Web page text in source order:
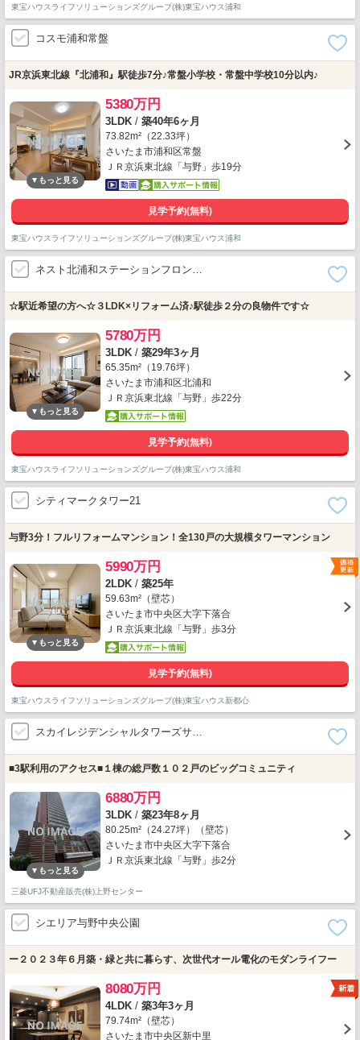
東宝ハウスライフソリューションズグループ(株)東宝ハウス浦和
コスモ浦和常盤
JR京浜東北線『北浦和』駅徒歩7分♪常盤小学校・常盤中学校10分以内♪
5380万円
3LDK / 築40年6ヶ月
73.82m²（22.33坪）
さいたま市浦和区常盤
ＪＲ京浜東北線「与野」歩19分
見学予約(無料)
東宝ハウスライフソリューションズグループ(株)東宝ハウス浦和
ネスト北浦和ステーションフロン…
☆駅近希望の方へ☆３LDK×リフォーム済♪駅徒歩２分の良物件です☆
5780万円
3LDK / 築29年3ヶ月
65.35m²（19.76坪）
さいたま市浦和区北浦和
ＪＲ京浜東北線「与野」歩22分
見学予約(無料)
東宝ハウスライフソリューションズグループ(株)東宝ハウス浦和
シティマークタワー21
与野3分！フルリフォームマンション！全130戸の大規模タワーマンション
5990万円
2LDK / 築25年
59.63m²（壁芯）
さいたま市中央区大字下落合
ＪＲ京浜東北線「与野」歩3分
見学予約(無料)
東宝ハウスライフソリューションズグループ(株)東宝ハウス新都心
スカイレジデンシャルタワーズサ…
■3駅利用のアクセス■１棟の総戸数１０２戸のビッグコミュニティ
6880万円
3LDK / 築23年8ヶ月
80.25m²（24.27坪）（壁芯）
さいたま市中央区大字下落合
ＪＲ京浜東北線「与野」歩2分
三菱UFJ不動産販売(株)上野センター
シエリア与野中央公園
ー２０２３年６月築・緑と共に暮らす、次世代オール電化のモダンライフー
8080万円
4LDK / 築3年3ヶ月
79.74m²（壁芯）
さいたま市中央区新中里